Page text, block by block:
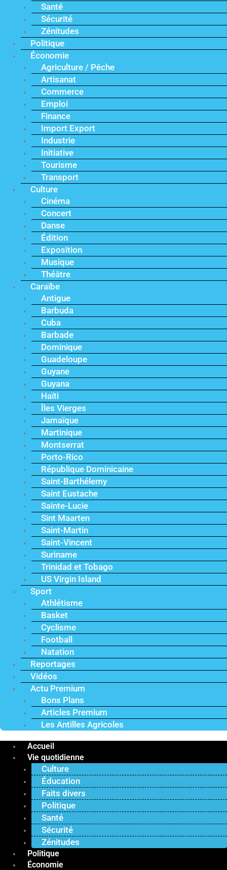
Santé
Sécurité
Zénitudes
Politique
Économie
Agriculture / Pêche
Artisanat
Commerce
Emploi
Finance
Import Export
Industrie
Initiative
Tourisme
Transport
Culture
Cinéma
Concert
Danse
Édition
Exposition
Musique
Théâtre
Caraïbe
Antigue
Barbuda
Cuba
Barbade
Dominique
Guadeloupe
Guyane
Guyana
Haïti
Îles Vierges
Jamaïque
Martinique
Montserrat
Porto-Rico
République Dominicaine
Saint-Barthélemy
Saint Eustache
Sainte-Lucie
Sint Maarten
Saint-Martin
Saint-Vincent
Suriname
Trinidad et Tobago
US Virgin Island
Sport
Athlétisme
Basket
Cyclisme
Football
Natation
Reportages
Vidéos
Actu Premium
Bons Plans
Articles Premium
Les Antilles Agricoles
Accueil
Vie quotidienne
Culture
Éducation
Faits divers
Politique
Santé
Sécurité
Zénitudes
Politique
Économie